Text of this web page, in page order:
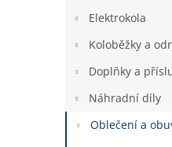
n
Elektrokola
Koloběžky a
Doplňky a
Náhradní díly
Oblečení a